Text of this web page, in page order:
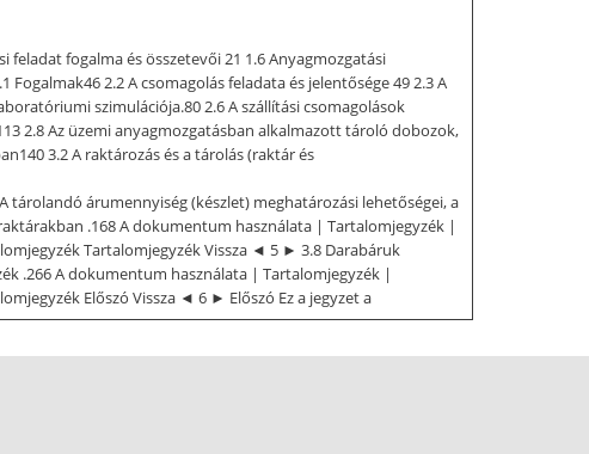
feladat fogalma és összetevői 21 1.6 Anyagmozgatási
2.2 A csomagolás feladata és jelentősége 49 2.3 A
szimulációja.80 2.6 A szállítási csomagolások
2.8 Az üzemi anyagmozgatásban alkalmazott tároló dobozok,
3.2 A raktározás és a tárolás (raktár és
tárolandó árumennyiség (készlet) meghatározási lehetőségei, a
.168 A dokumentum használata | Tartalomjegyzék |
Tartalomjegyzék Vissza ◄ 5 ► 3.8 Darabáruk
.266 A dokumentum használata | Tartalomjegyzék |
Előszó Vissza ◄ 6 ► Előszó Ez a jegyzet a
külső hatás, igénybevétel éri, amely a terméket
ha a terméket már a konstrukció fázisában olyan